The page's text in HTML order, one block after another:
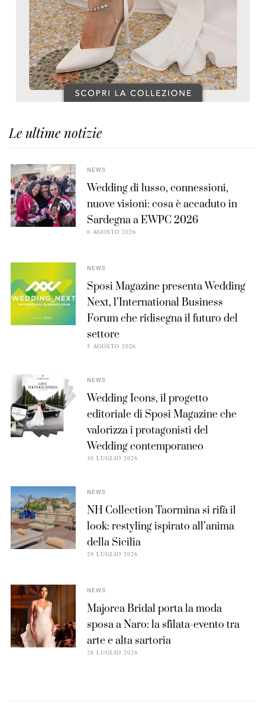
Le ultime notizie
NEWS
Wedding di lusso, connessioni,
nuove visioni: cosa è accaduto in
Sardegna a EWPC 2026
6 AGOSTO 2026
NEWS
Sposi Magazine presenta Wedding
Next, l’International Business
Forum che ridisegna il futuro del
settore
5 AGOSTO 2026
NEWS
Wedding Icons, il progetto
editoriale di Sposi Magazine che
valorizza i protagonisti del
Wedding contemporaneo
30 LUGLIO 2026
NEWS
NH Collection Taormina si rifà il
look: restyling ispirato all’anima
della Sicilia
29 LUGLIO 2026
NEWS
Majorca Bridal porta la moda
sposa a Naro: la sfilata-evento tra
arte e alta sartoria
28 LUGLIO 2026